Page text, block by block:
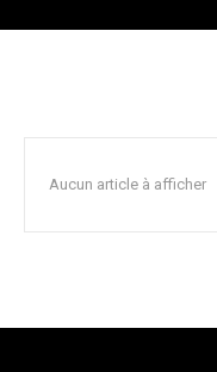
Aucun article à afficher